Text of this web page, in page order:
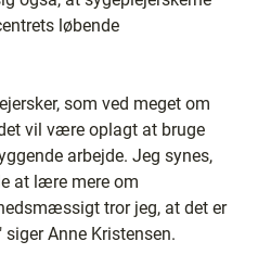
løbende
som ved meget om
vil være oplagt at bruge
arbejde. Jeg synes,
at lære mere om
tror jeg, at det er
Anne Kristensen.